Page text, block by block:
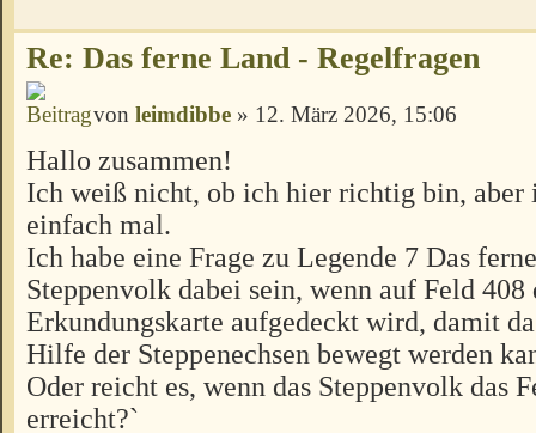
Re: Das ferne Land - Regelfragen
von leimdibbe » 12. März 2026, 15:06
Hallo zusammen!
Ich weiß nicht, ob ich hier richtig bin, aber
einfach mal.
Ich habe eine Frage zu Legende 7 Das
Steppenvolk dabei sein, wenn auf Feld 408
Erkundungskarte aufgedeckt wird, damit
Hilfe der Steppenechsen bewegt werden
Oder reicht es, wenn das Steppenvolk das
erreicht?`